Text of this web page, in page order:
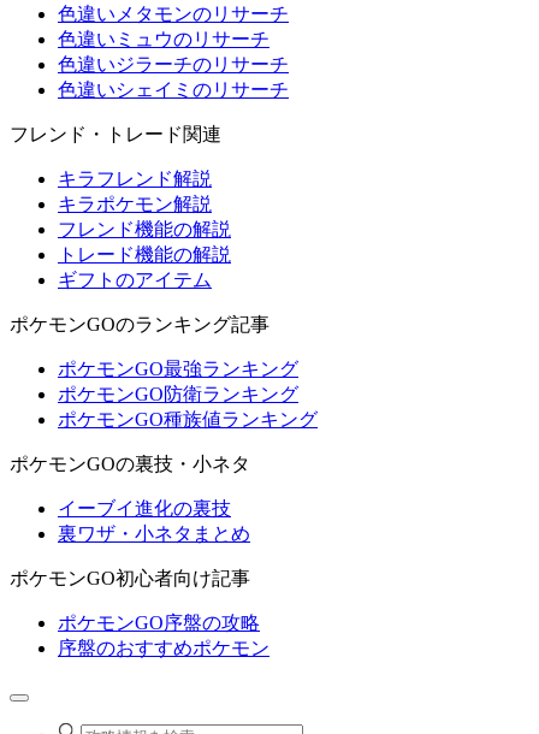
色違いメタモンのリサーチ
色違いミュウのリサーチ
色違いジラーチのリサーチ
色違いシェイミのリサーチ
フレンド・トレード関連
キラフレンド解説
キラポケモン解説
フレンド機能の解説
トレード機能の解説
ギフトのアイテム
ポケモンGOのランキング記事
ポケモンGO最強ランキング
ポケモンGO防衛ランキング
ポケモンGO種族値ランキング
ポケモンGOの裏技・小ネタ
イーブイ進化の裏技
裏ワザ・小ネタまとめ
ポケモンGO初心者向け記事
ポケモンGO序盤の攻略
序盤のおすすめポケモン